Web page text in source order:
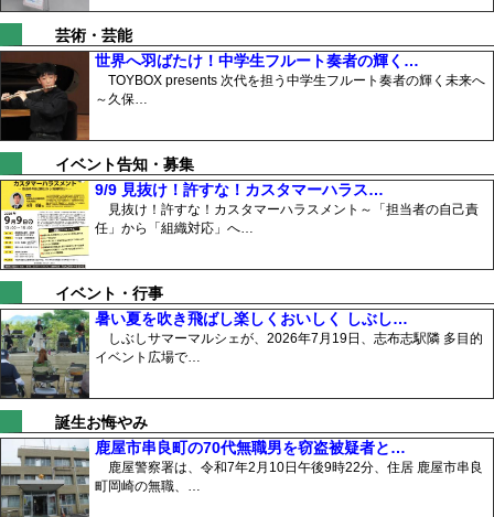
芸術・芸能
世界へ羽ばたけ！中学生フルート奏者の輝く…
TOYBOX presents 次代を担う中学生フルート奏者の輝く未来へ
～久保…
イベント告知・募集
9/9 見抜け！許すな！カスタマーハラス…
見抜け！許すな！カスタマーハラスメント～「担当者の自己責
任」から「組織対応」へ…
イベント・行事
暑い夏を吹き飛ばし楽しくおいしく しぶし…
しぶしサマーマルシェが、2026年7月19日、志布志駅隣 多目的
イベント広場で…
誕生お悔やみ
鹿屋市串良町の70代無職男を窃盗被疑者と…
鹿屋警察署は、令和7年2月10日午後9時22分、住居 鹿屋市串良
町岡崎の無職、…